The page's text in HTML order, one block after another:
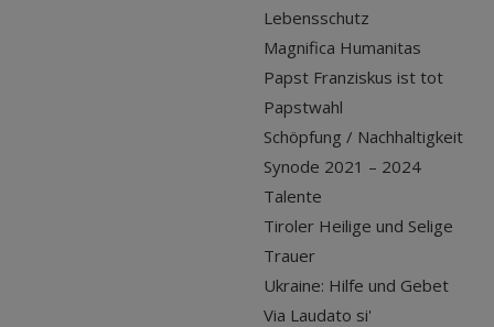
Lebensschutz
Magnifica Humanitas
Papst Franziskus ist tot
Papstwahl
Schöpfung / Nachhaltigkeit
Synode 2021 – 2024
Talente
Tiroler Heilige und Selige
Trauer
Ukraine: Hilfe und Gebet
Via Laudato si'